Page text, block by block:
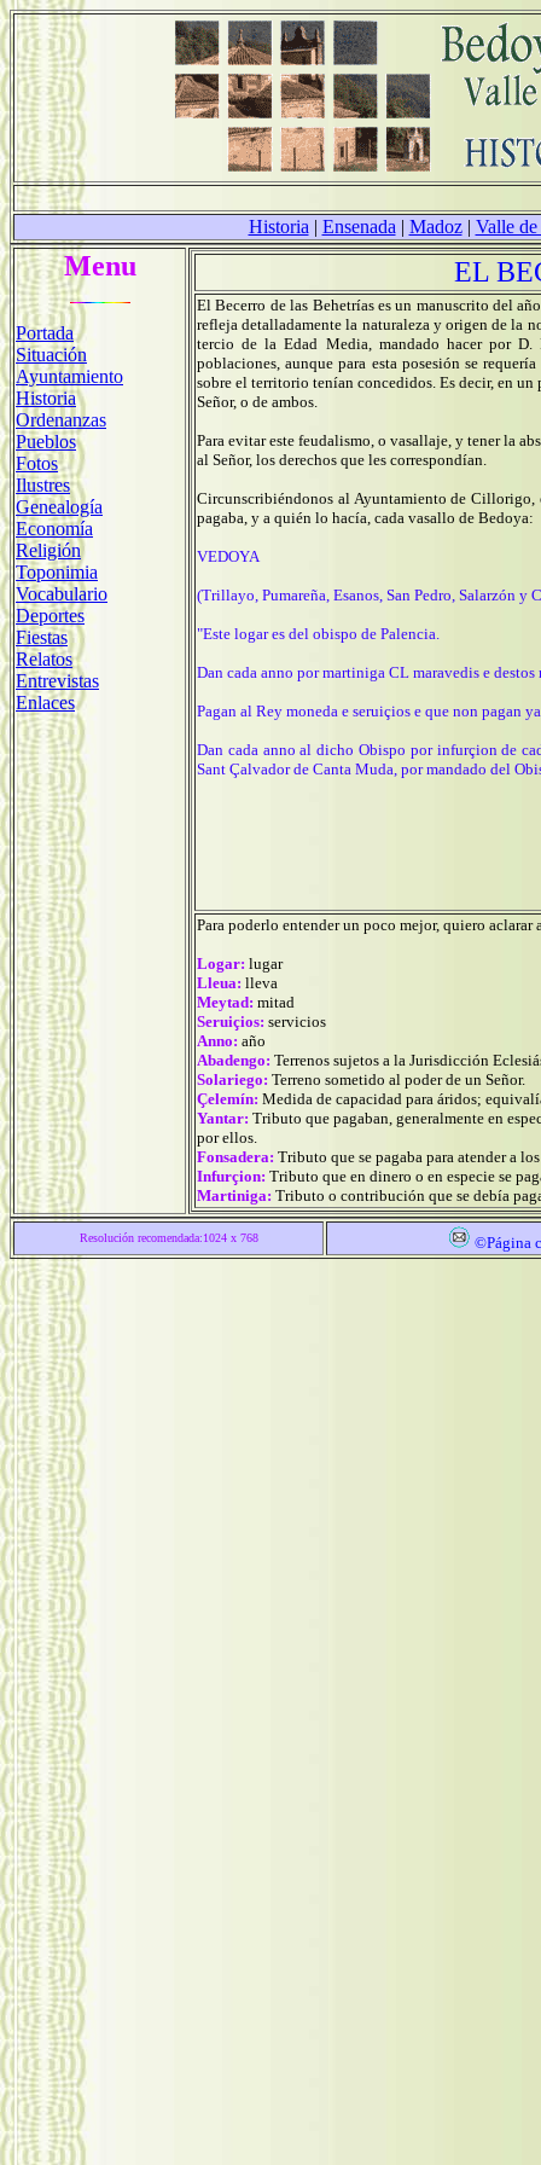
Historia | Ensenada | Madoz | Valle
Menu
Portada
Situación
Ayuntamiento
Historia
Ordenanzas
Pueblos
Fotos
Ilustres
Genealogía
Economía
Religión
Toponimia
Vocabulario
Deportes
Fiestas
Relatos
Entrevistas
Enlaces
EL
El Becerro de las Behetrías es un manuscrito del
refleja detalladamente la naturaleza y origen de la
tercio de la Edad Media, mandado hacer por
poblaciones, aunque para esta posesión se
sobre el territorio tenían concedidos. Es decir, en
Señor, o de ambos.
Para evitar este feudalismo, o vasallaje, y tener la
al Señor, los derechos que les correspondían.
Circunscribiéndonos al Ayuntamiento de
pagaba, y a quién lo hacía, cada vasallo de Bedoya:
VEDOYA
(Trillayo, Pumareña, Esanos, San Pedro, Salarzón y
"Este logar es del obispo de Palencia.
Dan cada anno por martiniga CL maravedis e
Pagan al Rey moneda e seruiçios e que non pagan
Dan cada anno al dicho Obispo por infurçion de
Sant Çalvador de Canta Muda, por mandado del
Para poderlo entender un poco mejor, quiero
Logar: lugar
Lleua: lleva
Meytad: mitad
Seruiçios: servicios
Anno: año
Abadengo: Terrenos sujetos a la Jurisdicción
Solariego: Terreno sometido al poder de un Señor.
Çelemín: Medida de capacidad para áridos;
Yantar: Tributo que pagaban, generalmente en
por ellos.
Fonsadera: Tributo que se pagaba para atender a
Infurçion: Tributo que en dinero o en especie se
Martiniga: Tributo o contribución que se debía
Resolución recomendada:1024 x 768 ©Página